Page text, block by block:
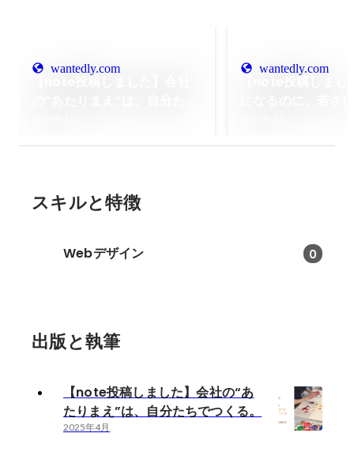
wantedly.com wantedly.com
スキルと特徴
Webデザイン 0
出版と執筆
【note投稿しました】会社の“あ
たりまえ”は、自分たちでつくる。
2025年4月